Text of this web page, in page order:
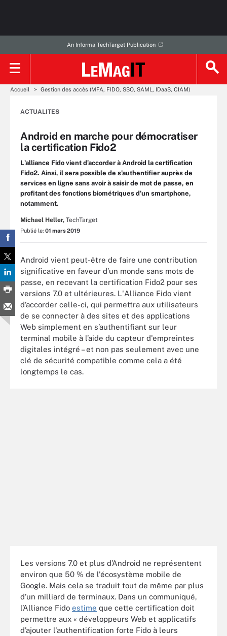
An Informa TechTarget Publication
Accueil Gestion des accès (MFA, FIDO, SSO, SAML, IDaaS, CIAM)
ACTUALITES
Android en marche pour démocratiser
la certification Fido2
L'alliance Fido vient d’accorder à Android la certification
Fido2. Ainsi, il sera possible de s’authentifier auprès de
services en ligne sans avoir à saisir de mot de passe, en
profitant des fonctions biométriques d’un smartphone,
notamment.
Michael Heller, TechTarget
Publié le: 01 mars 2019
Android vient peut-être de faire une contribution
significative en faveur d’un monde sans mots de
passe, en recevant la certification Fido2 pour ses
versions 7.0 et ultérieures. L'Alliance Fido vient
d’accorder celle-ci, qui permettra aux utilisateurs
de se connecter à des sites et des applications
Web simplement en s’authentifiant sur leur
terminal mobile à l’aide du capteur d'empreintes
digitales intégré – et non pas seulement avec une
clé de sécurité compatible comme cela a été
longtemps le cas.
Les versions 7.0 et plus d’Android ne représentent
environ que 50 % de l'écosystème mobile de
Google. Mais cela se traduit tout de même par plus
d’un milliard de terminaux. Dans un communiqué,
l’Alliance Fido estime que cette certification doit
permettre aux « développeurs Web et applicatifs
d’ajouter l'authentification forte Fido à leurs